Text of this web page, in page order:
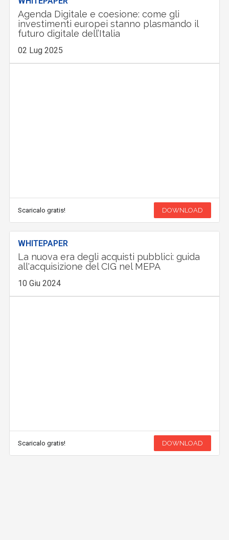
Agenda Digitale e coesione: come gli
investimenti europei stanno plasmando il
futuro digitale dell’Italia
02 Lug 2025
Scaricalo gratis! DOWNLOAD
WHITEPAPER
La nuova era degli acquisti pubblici: guida
all'acquisizione del CIG nel MEPA
10 Giu 2024
Scaricalo gratis! DOWNLOAD